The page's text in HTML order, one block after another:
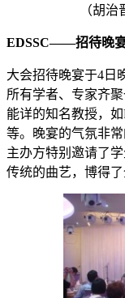
（胡治
EDSSC——招待晚
大会招待晚宴于4日
所有学者、专家齐
能详的知名教授，如
等。晚宴的气氛非
主办方特别邀请了
传统的曲艺，博得了